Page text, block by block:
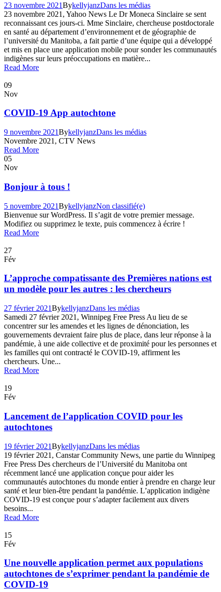
23 novembre 2021BykellyjanzDans les médias
23 novembre 2021, Yahoo News Le Dr Moneca Sinclaire se sent
reconnaissant ces jours-ci. Mme Sinclaire, chercheuse postdoctorale
en santé au département d’environnement et de géographie de
l’université du Manitoba, a fait partie d’une équipe qui a développé
et mis en place une application mobile pour sonder les communautés
indigènes sur leurs préoccupations en matière...
Read More
09
Nov
COVID-19 App autochtone
9 novembre 2021BykellyjanzDans les médias
Novembre 2021, CTV News
Read More
05
Nov
Bonjour à tous !
5 novembre 2021BykellyjanzNon classifié(e)
Bienvenue sur WordPress. Il s’agit de votre premier message.
Modifiez ou supprimez le texte, puis commencez à écrire !
Read More
27
Fév
L’approche compatissante des Premières nations est
un modèle pour les autres : les chercheurs
27 février 2021BykellyjanzDans les médias
Samedi 27 février 2021, Winnipeg Free Press Au lieu de se
concentrer sur les amendes et les lignes de dénonciation, les
gouvernements devraient faire plus de place, dans leur réponse à la
pandémie, à une aide collective et de proximité pour les personnes et
les familles qui ont contracté le COVID-19, affirment les
chercheurs. Une...
Read More
19
Fév
Lancement de l’application COVID pour les
autochtones
19 février 2021BykellyjanzDans les médias
19 février 2021, Canstar Community News, une partie du Winnipeg
Free Press Des chercheurs de l’Université du Manitoba ont
récemment lancé une application conçue pour aider les
communautés autochtones du monde entier à prendre en charge leur
santé et leur bien-être pendant la pandémie. L’application indigène
COVID-19 est conçue pour s’adapter facilement aux divers
besoins...
Read More
15
Fév
Une nouvelle application permet aux populations
autochtones de s’exprimer pendant la pandémie de
COVID-19